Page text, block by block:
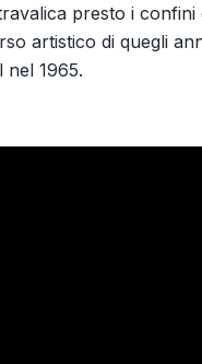
presto i
artistico di quegli
1965.